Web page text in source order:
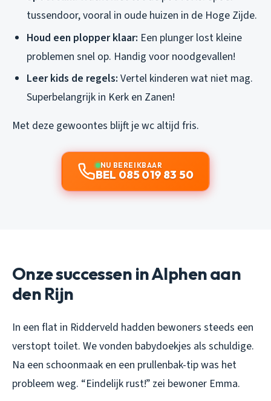
tussendoor, vooral in oude huizen in de Hoge Zijde.
Houd een plopper klaar: Een plunger lost kleine
problemen snel op. Handig voor noodgevallen!
Leer kids de regels: Vertel kinderen wat niet mag.
Superbelangrijk in Kerk en Zanen!
Met deze gewoontes blijft je wc altijd fris.
NU BEREIKBAAR
BEL 085 019 83 50
Onze successen in Alphen aan
den Rijn
In een flat in Ridderveld hadden bewoners steeds een
verstopt toilet. We vonden babydoekjes als schuldige.
Na een schoonmaak en een prullenbak-tip was het
probleem weg. “Eindelijk rust!” zei bewoner Emma.